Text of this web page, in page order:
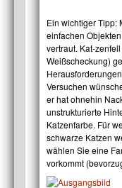
Ein wichtiger Tipp:
einfachen
vertraut. Kat-
Weißscheckung)
Versuchen
er hat ohnehin
unstrukturierte
Katzenfarbe. Für
schwarze Katzen
wählen Sie eine
vorkommt